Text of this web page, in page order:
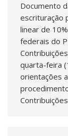
Documento
escrituração
linear de
federais do
quarta-feira
orientações